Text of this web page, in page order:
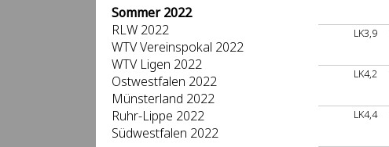
Sommer 2022
RLW 2022
WTV Vereinspokal 2022
WTV Ligen 2022
Ostwestfalen 2022
Münsterland 2022
Ruhr-Lippe 2022
Südwestfalen 2022
LK3,9
LK4,2
LK4,4